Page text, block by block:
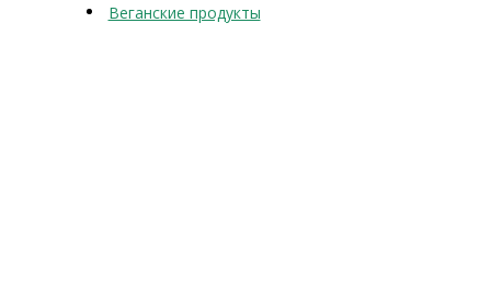
Веганские продукты